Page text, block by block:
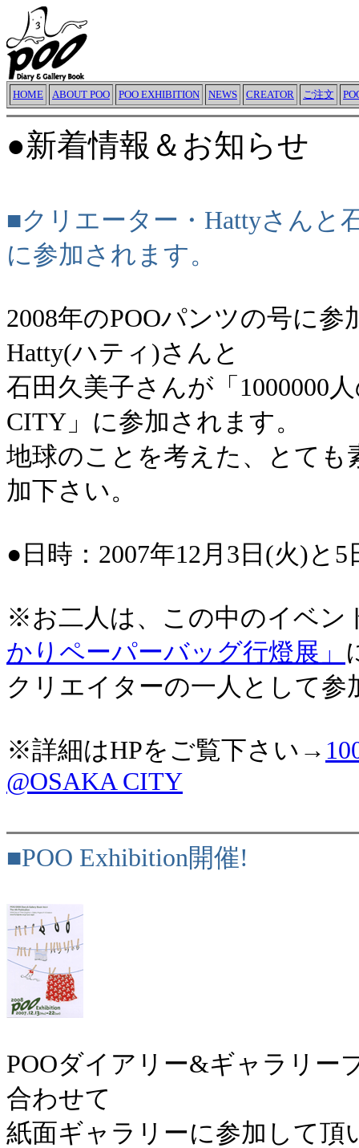
HOME ABOUT POO POO EXHIBITION NEWS CREATOR ご注文
●新着情報＆お知らせ
■クリエーター・Hattyさんと
に参加されます。
2008年のPOOパンツの号に
Hatty(ハティ)さんと
石田久美子さんが「1000000
CITY」に参加されます。
地球のことを考えた、とて
加下さい。
●日時：2007年12月3日(火)と5
※お二人は、この中のイベン
かりペーパーバッグ行燈展」
クリエイターの一人として参
※詳細はHPをご覧下さい→
@OSAKA CITY
■POO Exhibition開催!
POOダイアリー&ギャラリー
合わせて
紙面ギャラリーに参加して頂